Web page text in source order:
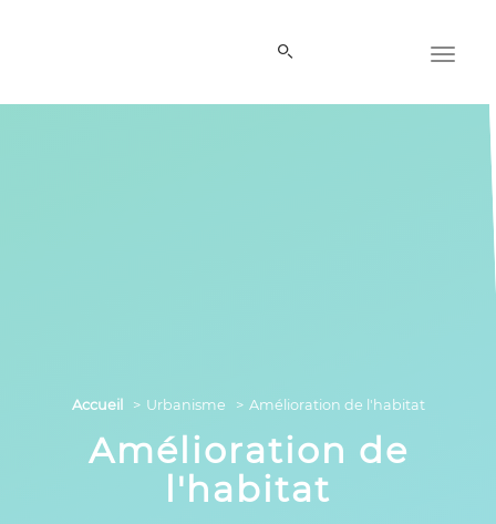
Accueil Urbanisme Amélioration de l'habitat
Amélioration de
l'habitat